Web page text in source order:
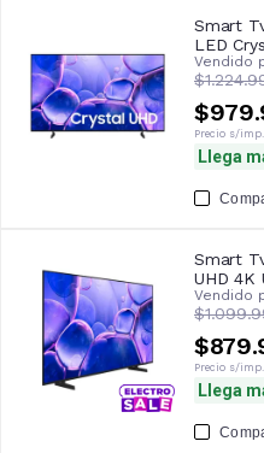
Smart
LED
Vendido
Precio s/imp.
Llega
Smart
UHD 4K
Vendido
Precio s/imp.
Llega